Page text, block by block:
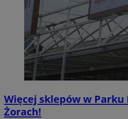
Więcej sklepów w
Żorach!